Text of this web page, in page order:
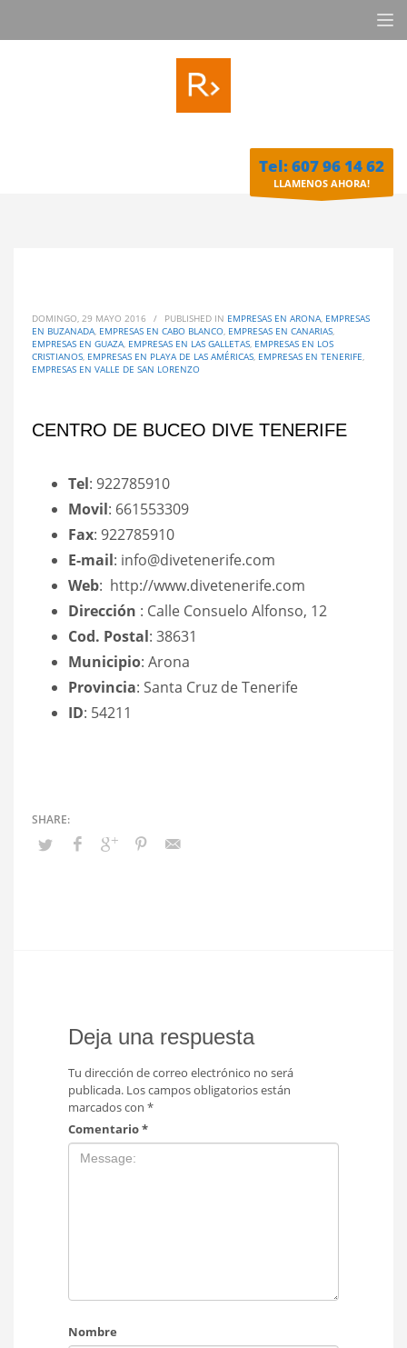
Tel: 607 96 14 62
LLAMENOS AHORA!
DOMINGO, 29 MAYO 2016 / PUBLISHED IN EMPRESAS EN ARONA, EMPRESAS
EN BUZANADA, EMPRESAS EN CABO BLANCO, EMPRESAS EN CANARIAS,
EMPRESAS EN GUAZA, EMPRESAS EN LAS GALLETAS, EMPRESAS EN LOS
CRISTIANOS, EMPRESAS EN PLAYA DE LAS AMÉRICAS, EMPRESAS EN TENERIFE,
EMPRESAS EN VALLE DE SAN LORENZO
CENTRO DE BUCEO DIVE TENERIFE
Tel: 922785910
Movil: 661553309
Fax: 922785910
E-mail: info@divetenerife.com
Web: http://www.divetenerife.com
Dirección : Calle Consuelo Alfonso, 12
Cod. Postal: 38631
Municipio: Arona
Provincia: Santa Cruz de Tenerife
ID: 54211
Deja una respuesta
Tu dirección de correo electrónico no será
publicada. Los campos obligatorios están
marcados con *
Comentario*
Nombre